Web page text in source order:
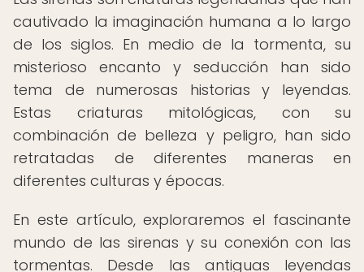
cautivado la imaginación humana a lo largo
de los siglos. En medio de la tormenta, su
misterioso encanto y seducción han sido
tema de numerosas historias y leyendas.
Estas criaturas mitológicas, con su
combinación de belleza y peligro, han sido
retratadas de diferentes maneras en
diferentes culturas y épocas.
En este artículo, exploraremos el fascinante
mundo de las sirenas y su conexión con las
tormentas. Desde las antiguas leyendas